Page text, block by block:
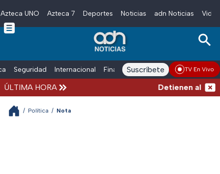
Skip to main content
Azteca UNO Azteca 7 Deportes Noticias adn Noticias
Seguridad Internacional Finanzas adn Noticias Radio
Suscríbete TV En Vivo
ÚLTIMA HORA Detienen al
/ Política / Nota